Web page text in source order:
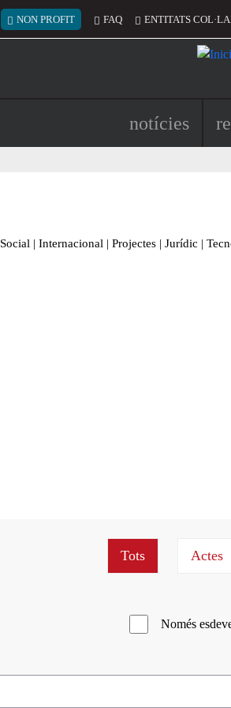
Menú del compte d'usuari
NON PROFIT FAQ ENTITATS
Navegació
notícies
Social | Internacional | Projectes | Jurídic |
Només